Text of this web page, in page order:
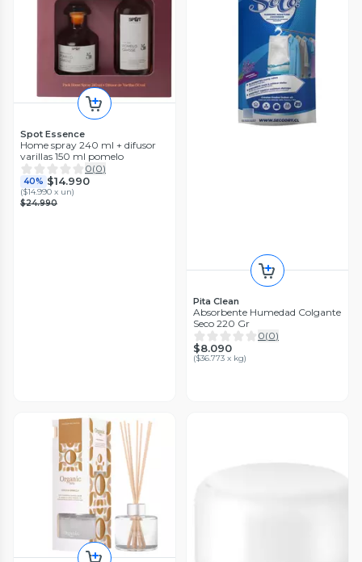
Spot Essence
Home spray 240 ml + difusor
varillas 150 ml pomelo
0(0)
40% $14.990
($14.990 x un)
$24.990
Pita Clean
Absorbente Humedad Colgante
Seco 220 Gr
0(0)
$8.090
($36.773 x kg)